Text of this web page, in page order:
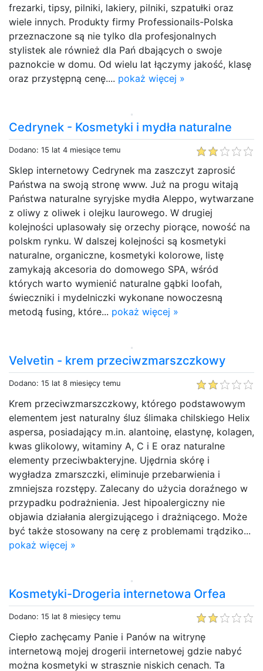
frezarki, tipsy, pilniki, lakiery, pilniki, szpatułki oraz
wiele innych. Produkty firmy Professionails-Polska
przeznaczone są nie tylko dla profesjonalnych
stylistek ale również dla Pań dbających o swoje
paznokcie w domu. Od wielu lat łączymy jakość, klasę
oraz przystępną cenę.... pokaż więcej »
Cedrynek - Kosmetyki i mydła naturalne
Dodano: 15 lat 4 miesiące temu
Sklep internetowy Cedrynek ma zaszczyt zaprosić
Państwa na swoją stronę www. Już na progu witają
Państwa naturalne syryjske mydła Aleppo, wytwarzane
z oliwy z oliwek i olejku laurowego. W drugiej
kolejności uplasowały się orzechy piorące, nowość na
polskm rynku. W dalszej kolejności są kosmetyki
naturalne, organiczne, kosmetyki kolorowe, listę
zamykają akcesoria do domowego SPA, wśród
których warto wymienić naturalne gąbki loofah,
świeczniki i mydelniczki wykonane nowoczesną
metodą fusing, które... pokaż więcej »
Velvetin - krem przeciwzmarszczkowy
Dodano: 15 lat 8 miesięcy temu
Krem przeciwzmarszczkowy, którego podstawowym
elementem jest naturalny śluz ślimaka chilskiego Helix
aspersa, posiadający m.in. alantoinę, elastynę, kolagen,
kwas glikolowy, witaminy A, C i E oraz naturalne
elementy przeciwbakteryjne. Ujędrnia skórę i
wygładza zmarszczki, eliminuje przebarwienia i
zmniejsza rozstępy. Zalecany do użycia doraźnego w
przypadku podrażnienia. Jest hipoalergiczny nie
objawia działania alergizującego i drażniącego. Może
być także stosowany na cerę z problemami trądziko...
pokaż więcej »
Kosmetyki-Drogeria internetowa Orfea
Dodano: 15 lat 8 miesięcy temu
Ciepło zachęcamy Panie i Panów na witrynę
internetową mojej drogerii internetowej gdzie nabyć
można kosmetyki w strasznie niskich cenach. Ta